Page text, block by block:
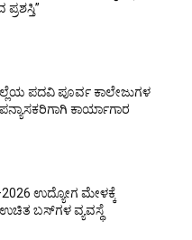
ಪದವಿ ಪೂರ್ವ ಕಾಲೇಜುಗಳ
ಕಾರ್ಯಾಗಾರ
ಉದ್ಯೋಗ ಮೇಳಕ್ಕೆ
ಉಚಿತ ಬಸ್‌ಗಳ ವ್ಯವಸ್ಥೆ